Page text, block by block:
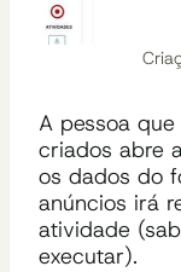
A pessoa
criados abre
os dados do
anúncios irá
atividade
executar).